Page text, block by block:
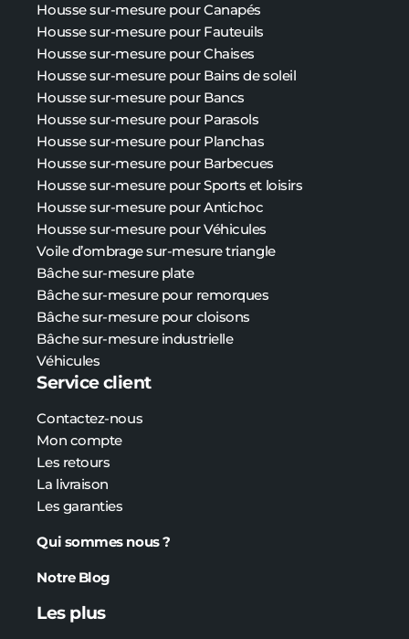
Housse sur-mesure pour Canapés
Housse sur-mesure pour Fauteuils
Housse sur-mesure pour Chaises
Housse sur-mesure pour Bains de soleil
Housse sur-mesure pour Bancs
Housse sur-mesure pour Parasols
Housse sur-mesure pour Planchas
Housse sur-mesure pour Barbecues
Housse sur-mesure pour Sports et loisirs
Housse sur-mesure pour Antichoc
Housse sur-mesure pour Véhicules
Voile d’ombrage sur-mesure triangle
Bâche sur-mesure plate
Bâchesur-mesurepour remorques
Bâchesur-mesurepour cloisons
Bâchesur-mesureindustrielle
Véhicules
Service client
Contactez-nous
Mon compte
Les retours
La livraison
Les garanties
Qui sommes nous ?
Notre Blog
Les plus